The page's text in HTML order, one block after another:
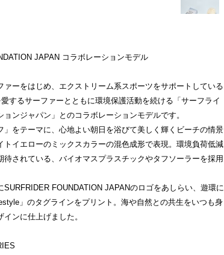
JAPAN コラボレーションモデル
ァーをはじめ、エクストリーム系スポーツをサポートしている
するサーファーとともに環境保護活動を続ける「サーフライ
ョンジャパン」とのコラボレーションモデルです。
」をテーマに、心地よい朝日を浴びて美しく輝くビーチの情景
トイエローのミックスカラーの混色成形で表現。環境負荷低減
待されている、バイオマスプラスチックやタフソーラーを採用
SURFRIDER FOUNDATION JAPANのロゴをあしらい、遊環に
」のタグラインをプリント。海や自然との共生をいつも身
ンに仕上げました。